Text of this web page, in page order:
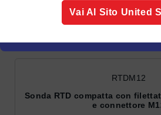
Sonde RTD con
RTDM12
Sonda RTD compatta con
e connettore
Vai Al Sito United